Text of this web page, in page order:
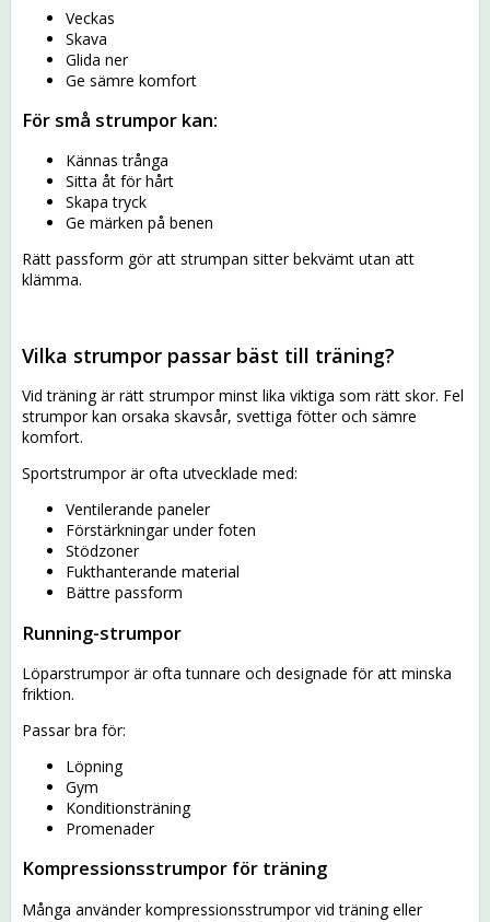
Veckas
Skava
Glida ner
Ge sämre komfort
För små strumpor kan:
Kännas trånga
Sitta åt för hårt
Skapa tryck
Ge märken på benen
Rätt passform gör att strumpan sitter bekvämt utan att
klämma.
Vilka strumpor passar bäst till träning?
Vid träning är rätt strumpor minst lika viktiga som rätt skor. Fel
strumpor kan orsaka skavsår, svettiga fötter och sämre
komfort.
Sportstrumpor är ofta utvecklade med:
Ventilerande paneler
Förstärkningar under foten
Stödzoner
Fukthanterande material
Bättre passform
Running-strumpor
Löparstrumpor är ofta tunnare och designade för att minska
friktion.
Passar bra för:
Löpning
Gym
Konditionsträning
Promenader
Kompressionsstrumpor för träning
Många använder kompressionsstrumpor vid träning eller